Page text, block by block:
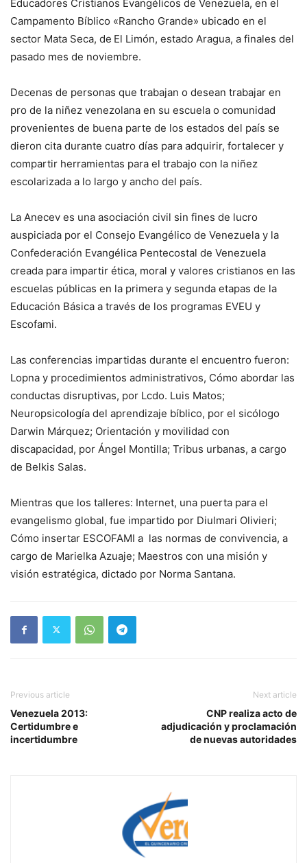
Educadores Cristianos Evangélicos de Venezuela, en el
Campamento Bíblico «Rancho Grande» ubicado en el
sector Mata Seca, de El Limón, estado Aragua, a finales del
pasado mes de noviembre.
Decenas de personas que trabajan o desean trabajar en
pro de la niñez venezolana en su escuela o comunidad
provenientes de buena parte de los estados del país se
dieron cita durante cuatro días para adquirir, fortalecer y
compartir herramientas para el trabajo con la niñez
escolarizada a lo largo y ancho del país.
La Anecev es una asociación civil sin fines de lucro
auspiciada por el Consejo Evangélico de Venezuela y la
Confederación Evangélica Pentecostal de Venezuela
creada para impartir ética, moral y valores cristianos en las
escuelas públicas en la primera y segunda etapas de la
Educación Básica a través de los programas EVEU y
Escofami.
Las conferencias impartidas durante el encuentro fueron:
Lopna y procedimientos administrativos, Cómo abordar las
conductas disruptivas, por Lcdo. Luis Matos;
Neuropsicología del aprendizaje bíblico, por el sicólogo
Darwin Márquez; Orientación y movilidad con
discapacidad, por Ángel Montilla; Tribus urbanas, a cargo
de Belkis Salas.
Mientras que los talleres: Internet, una puerta para el
evangelismo global, fue impartido por Diulmari Olivieri;
Cómo insertar ESCOFAMI a las normas de convivencia, a
cargo de Marielka Azuaje; Maestros con una misión y
visión estratégica, dictado por Norma Santana.
Previous article
Venezuela 2013:
Certidumbre e
incertidumbre
Next article
CNP realiza acto de
adjudicación y proclamación
de nuevas autoridades